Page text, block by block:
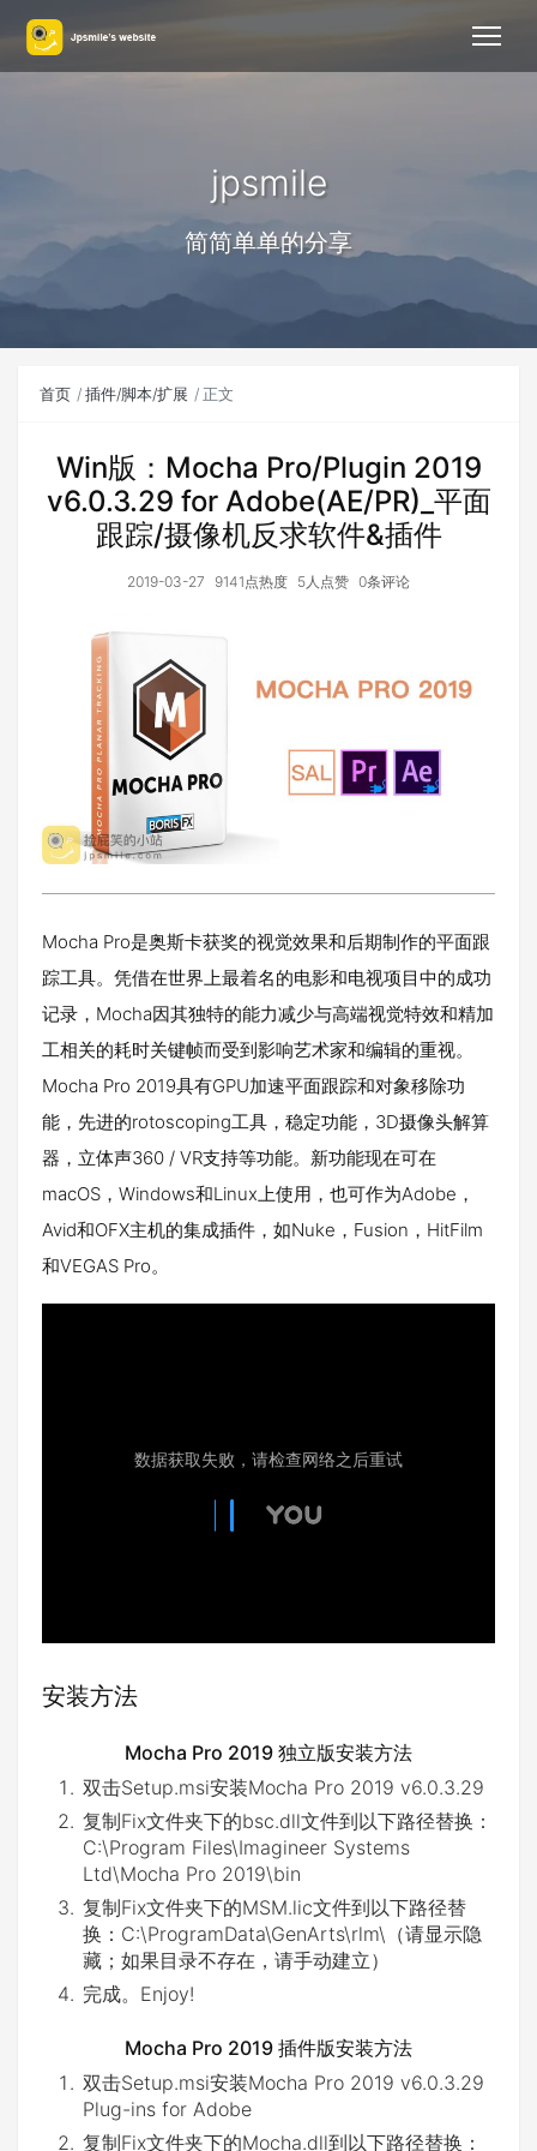
jpsmile
简简单单的分享
首页 插件/脚本/扩展 正文
Win版：Mocha Pro/Plugin 2019
v6.0.3.29 for Adobe(AE/PR)_平面
跟踪/摄像机反求软件&插件
2019-03-27 9141点热度 5人点赞 0条评论
Mocha Pro是奥斯卡获奖的视觉效果和后期制作的平面跟
踪工具。凭借在世界上最着名的电影和电视项目中的成功
记录，Mocha因其独特的能力减少与高端视觉特效和精加
工相关的耗时关键帧而受到影响艺术家和编辑的重视。
Mocha Pro 2019具有GPU加速平面跟踪和对象移除功
能，先进的rotoscoping工具，稳定功能，3D摄像头解算
器，立体声360 / VR支持等功能。新功能现在可在
macOS，Windows和Linux上使用，也可作为Adobe，
Avid和OFX主机的集成插件，如Nuke，Fusion，HitFilm
和VEGAS Pro。
安装方法
Mocha Pro 2019 独立版安装方法
双击Setup.msi安装Mocha Pro 2019 v6.0.3.29
复制Fix文件夹下的bsc.dll文件到以下路径替换：
C:\Program Files\Imagineer Systems
Ltd\Mocha Pro 2019\bin
复制Fix文件夹下的MSM.lic文件到以下路径替
换：C:\ProgramData\GenArts\rlm\（请显示隐
藏；如果目录不存在，请手动建立）
完成。Enjoy!
Mocha Pro 2019 插件版安装方法
双击Setup.msi安装Mocha Pro 2019 v6.0.3.29
Plug-ins for Adobe
复制Fix文件夹下的Mocha.dll到以下路径替换：